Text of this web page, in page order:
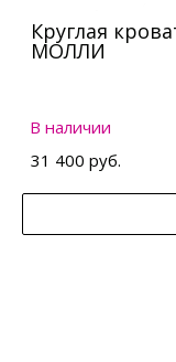
Круглая
МОЛЛИ
В наличии
31 400 руб.